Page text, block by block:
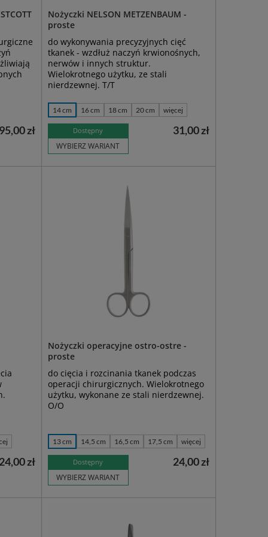
zł
Nożyczki NELSON METZENBAUM -
proste
do wykonywania precyzyjnych cięć
tkanek - wzdłuż naczyń krwionośnych,
nerwów i innych struktur.
Wielokrotnego użytku, ze stali
nierdzewnej. T/T
14 cm 16 cm 18 cm 20 cm więcej
Dostępny
WYBIERZ WARIANT
31,00 zł
24,00 zł
Nożyczki operacyjne ostro-ostre -
proste
do cięcia i rozcinania tkanek podczas
operacji chirurgicznych. Wielokrotnego
użytku, wykonane ze stali nierdzewnej.
O/O
13 cm 14,5 cm 16,5 cm 17,5 cm więcej
Dostępny
WYBIERZ WARIANT
24,00 zł